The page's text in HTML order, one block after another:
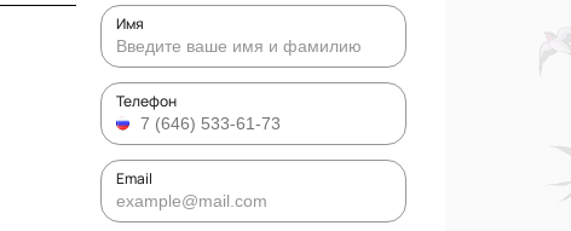
Имя
Телефон
Email